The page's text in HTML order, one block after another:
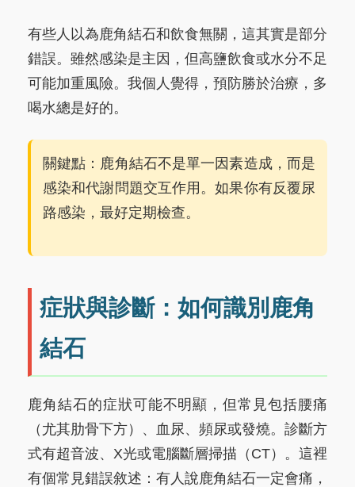
有些人以為鹿角結石和飲食無關，這其實是部分
錯誤。雖然感染是主因，但高鹽飲食或水分不足
可能加重風險。我個人覺得，預防勝於治療，多
喝水總是好的。
關鍵點：鹿角結石不是單一因素造成，而是
感染和代謝問題交互作用。如果你有反覆尿
路感染，最好定期檢查。
症狀與診斷：如何識別鹿角
結石
鹿角結石的症狀可能不明顯，但常見包括腰痛
（尤其肋骨下方）、血尿、頻尿或發燒。診斷方
式有超音波、X光或電腦斷層掃描（CT）。這裡
有個常見錯誤敘述：有人說鹿角結石一定會痛，